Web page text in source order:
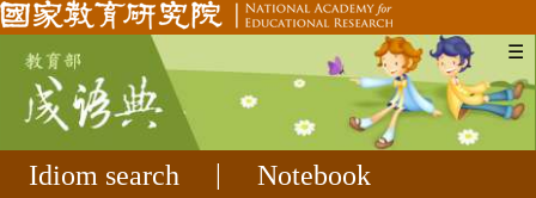
☰
Idiom search Notebook